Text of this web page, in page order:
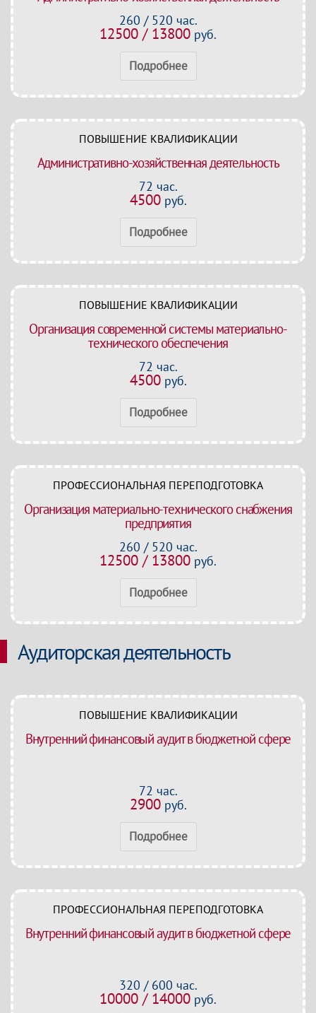
260 / 520 час.
12500 / 13800 руб.
Подробнее
ПОВЫШЕНИЕ КВАЛИФИКАЦИИ
Административно-хозяйственная деятельность
72 час.
4500руб.
Подробнее
ПОВЫШЕНИЕ КВАЛИФИКАЦИИ
Организация современной системы материально-
технического обеспечения
72 час.
4500руб.
Подробнее
ПРОФЕССИОНАЛЬНАЯ ПЕРЕПОДГОТОВКА
Организация материально-технического снабжения
предприятия
260 / 520 час.
12500 / 13800 руб.
Подробнее
Аудиторская деятельность
ПОВЫШЕНИЕ КВАЛИФИКАЦИИ
Внутренний финансовый аудит в бюджетной сфере
72 час.
2900руб.
Подробнее
ПРОФЕССИОНАЛЬНАЯ ПЕРЕПОДГОТОВКА
Внутренний финансовый аудит в бюджетной сфере
320 / 600 час.
10000 / 14000 руб.